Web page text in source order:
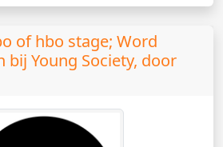
of hbo stage; Word
bij Young Society, door